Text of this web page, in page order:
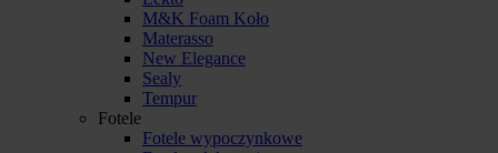
M&K Foam Koło
Materasso
New Elegance
Sealy
Tempur
Fotele
Fotele wypoczynkowe